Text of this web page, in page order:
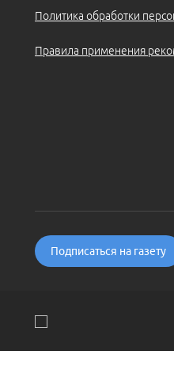
Политика обработки
Правила применения
Подписаться на газету